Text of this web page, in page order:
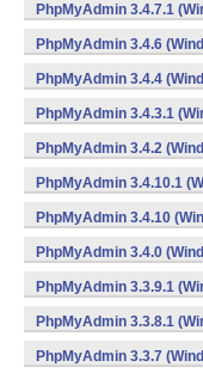
PhpMyAdmin 3.4.7.1
PhpMyAdmin 3.4.6
PhpMyAdmin 3.4.4
PhpMyAdmin 3.4.3.1
PhpMyAdmin 3.4.2
PhpMyAdmin 3.4.10.1
PhpMyAdmin 3.4.10
PhpMyAdmin 3.4.0
PhpMyAdmin 3.3.9.1
PhpMyAdmin 3.3.8.1
PhpMyAdmin 3.3.7